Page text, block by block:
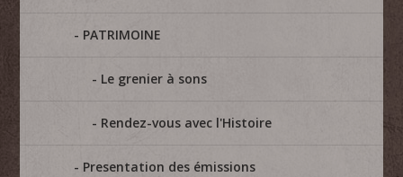
PATRIMOINE
Le grenier à sons
Rendez-vous avec l'Histoire
Presentation des émissions